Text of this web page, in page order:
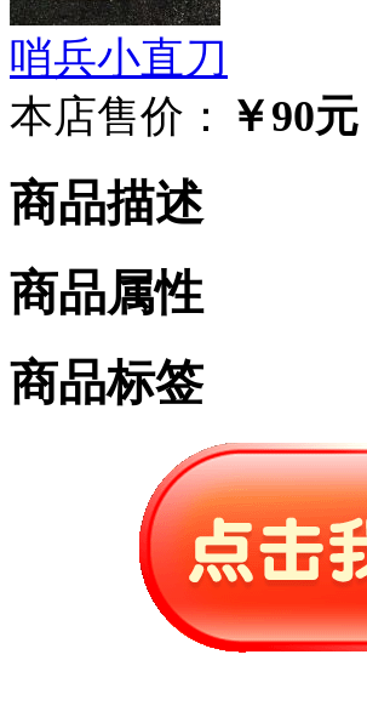
哨兵小直刀
本店售价： ￥90元
商品描述
商品属性
商品标签